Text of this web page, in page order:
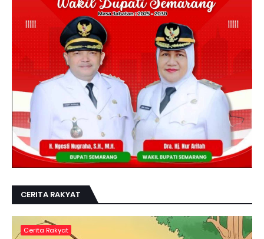
CERITA RAKYAT
Cerita Rakyat